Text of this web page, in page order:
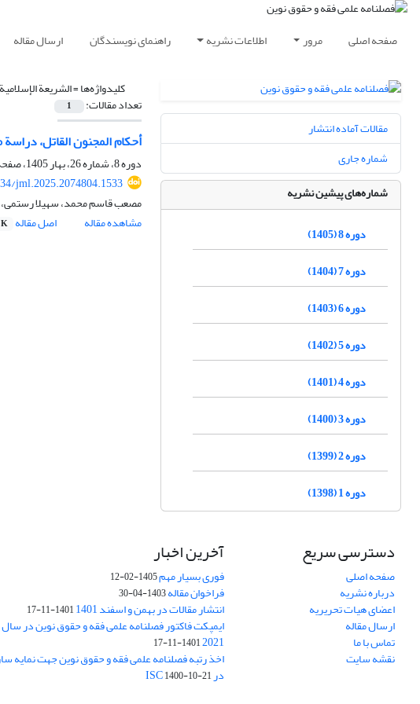
صفحه اصلی مرور اطلاعات نشریه راهنمای نویسندگان ارسال مقاله
کلیدواژه‌ها =الشریعة الإسلامیة
تعداد مقالات: 1
أحکام المجنون القاتل، دراسة
دوره 8، شماره 26، بهار 1405، صفحه
jml.2025.2074804.1533
مصعب قاسم محمد، سهیلا رستمی،
مشاهده مقاله
اصل مقاله
مقالات آماده انتشار
شماره جاری
شماره‌های پیشین نشریه
دوره 8 (1405)
دوره 7 (1404)
دوره 6 (1403)
دوره 5 (1402)
دوره 4 (1401)
دوره 3 (1400)
دوره 2 (1399)
دوره 1 (1398)
دسترسی سریع
صفحه اصلی
درباره نشریه
اعضای هیات تحریریه
ارسال مقاله
تماس با ما
نقشه سایت
آخرین اخبار
فوری بسیار مهم1405-02-12
فراخوان مقاله1403-04-30
انتشار مقالات در بهمن و اسفند 1401 1401-11-17
ایمپکت فاکتور فصلنامه علمی فقه و حقوق نوین در سال
2021
1401-11-17
اخذ رتبه فصلنامه علمی فقه و حقوق نوین جهت نمایه
در ISC1400-10-21